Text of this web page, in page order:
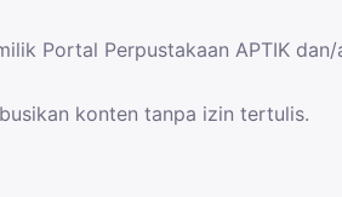
Portal Perpustakaan APTIK
konten tanpa izin tertulis.